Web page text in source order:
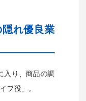
れ優良業
入り、商品の調
プ役」。